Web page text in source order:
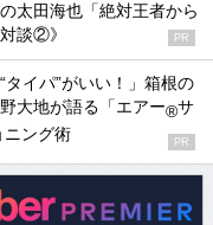
太田海也「絶対王者から
談②》
PR
タイパ”がいい！」箱根の
大地が語る「エアー®サ
ニング術 PR